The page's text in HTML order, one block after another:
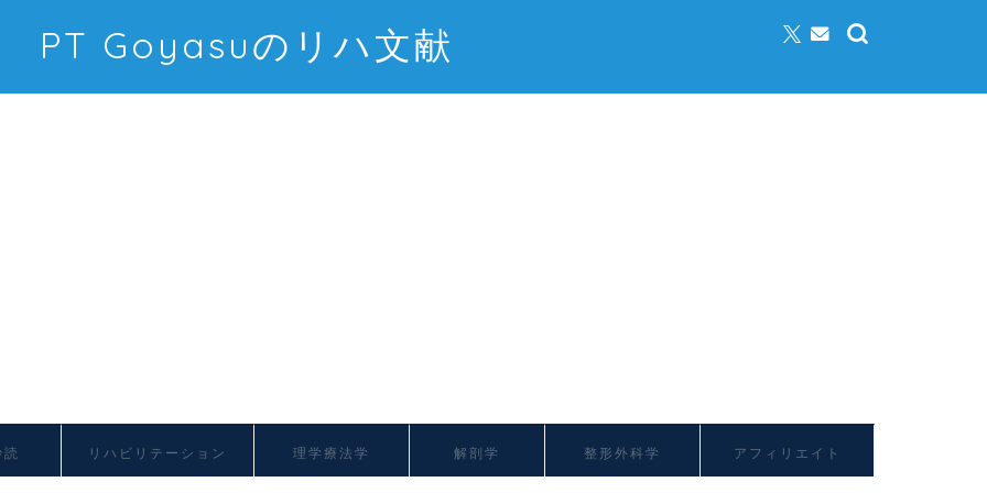
PT Goyasuのリハ文献
読 リハビリテーション 理学療法学 解剖学 整形外科学 アフィリエイト